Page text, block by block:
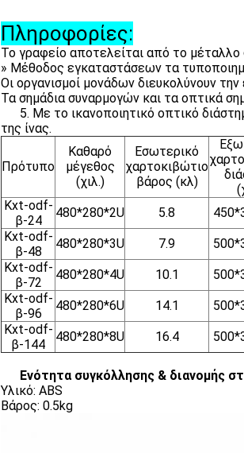
Πληροφορίες:
Το γραφείο αποτελείται από το
» Μέθοδος εγκαταστάσεων τα
Οι οργανισμοί μονάδων διευκολύνουν
Τα σημάδια συναρμογών και τα οπτικά
5. Με το ικανοποιητικό οπτικό
της ίνας.
Πρότυπο
Καθαρό
μέγεθος
(χιλ.)
Εσωτερικό
χαρτοκιβώτιο
βάρος (κλ)
Kxt-odf-
β-24
480*280*2U 5.8
Kxt-odf-
β-48
480*280*3U 7.9
Kxt-odf-
β-72
480*280*4U 10.1
Kxt-odf-
β-96
480*280*6U 14.1
Kxt-odf-
β-144
480*280*8U 16.4
Ενότητα συγκόλλησης & διανομής
Υλικό: ABS
Βάρος: 0.5kg